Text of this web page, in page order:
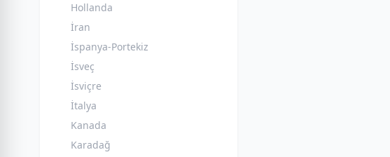
Hollanda
İran
İspanya-Portekiz
İsveç
İsviçre
İtalya
Kanada
Karadağ